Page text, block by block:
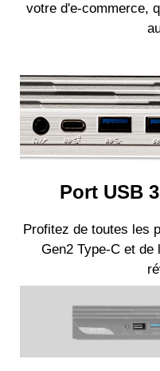
votre d'e-commerce,
Port USB
Profitez de toutes les
Gen2 Type-C et